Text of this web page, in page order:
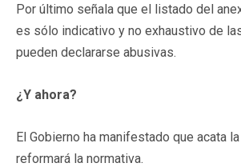
Por último señala que el listado del
es sólo indicativo y no exhaustivo de
pueden declararse abusivas.
¿Y ahora?
El Gobierno ha manifestado que acata
reformará la normativa.